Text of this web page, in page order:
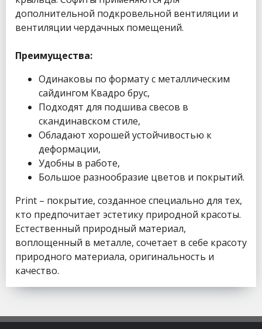
дополнительной подкровельной вентиляции и
вентиляции чердачных помещений.
Преимущества:
Одинаковы по формату с металлическим
сайдингом Квадро брус,
Подходят для подшива свесов в
скандинавском стиле,
Обладают хорошей устойчивостью к
деформации,
Удобны в работе,
Большое разнообразие цветов и покрытий.
Print – покрытие, созданное специально для тех,
кто предпочитает эстетику природной красоты.
Естественный природный материал,
воплощенный в металле, сочетает в себе красоту
природного материала, оригинальность и
качество.